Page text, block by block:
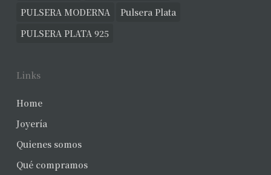
PULSERA MODERNA
Pulsera Plata
PULSERA PLATA 925
Links
Home
Joyería
Quienes somos
Qué compramos